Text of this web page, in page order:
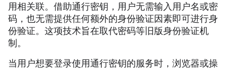
用相关联。借助通行密钥，用户无需输入用户名或密
码，也无需提供任何额外的身份验证因素即可进行身
份验证。这项技术旨在取代密码等旧版身份验证机
制。
当用户想要登录使用通行密钥的服务时，浏览器或操